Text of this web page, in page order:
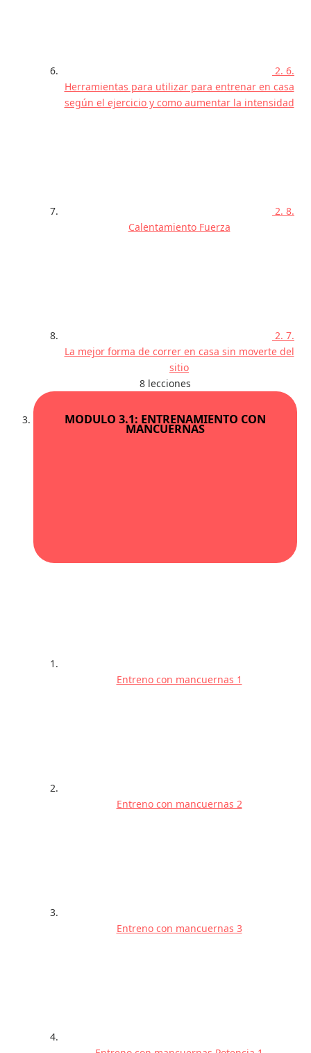
2. 6.
Herramientas para utilizar para entrenar en casa
según el ejercicio y como aumentar la intensidad
2. 8.
Calentamiento Fuerza
2. 7.
La mejor forma de correr en casa sin moverte del
sitio
8 lecciones
MODULO 3.1: ENTRENAMIENTO CON
MANCUERNAS
Entreno con mancuernas 1
Entreno con mancuernas 2
Entreno con mancuernas 3